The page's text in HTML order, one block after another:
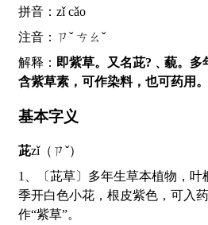
拼音：zǐ cǎo
注音：ㄗˇ ㄘㄠˇ
解释： 即紫草。又名茈?﹑藐。多
含紫草素，可作染料，也可药用。
基本字义
茈zǐ（ㄗˇ）
1、〔茈草〕多年生草本植物，叶椭圆形，茎叶有细毛，夏
季开白色小花，根皮紫色，可入
作“紫草”。